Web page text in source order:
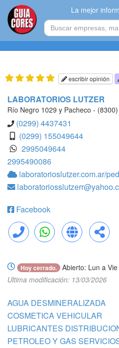
La mejor
escribir opinión
LABORATORIOS LUTZER
Río Negro 1029 y Pacheco -
(0299) 4437431
(0299) 155049644
2995049644
2995490086
laboratorioslutzer.com.ar/
Facebook
Llamar WhatsApp Web Compartir
Hoy cerrado.
Abierto: Lun a
Ultima modificación: 13/03/2026
AGUA DESMINERALIZADA
COSMETICA VEHICULAR
LUBRICANTES
PETROLEO Y GAS